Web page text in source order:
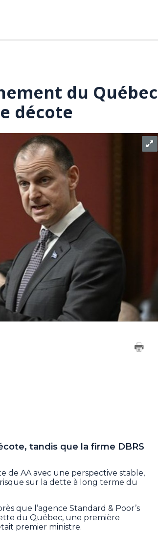
du Québec
décote
tandis que la firme DBRS
de AA avec une perspective stable,
sur la dette à long terme du
que l’agence Standard & Poor’s
du Québec, une première
premier ministre.